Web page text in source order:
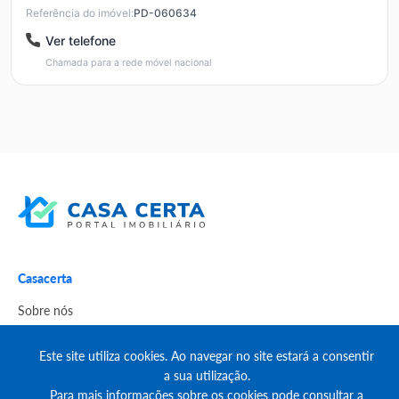
Referência do imóvel:PD-060634
Ver telefone
Chamada para a rede móvel nacional
Casacerta
Sobre nós
Este site utiliza cookies. Ao navegar no site estará a consentir
a sua utilização.
Para mais informações sobre os cookies pode consultar a